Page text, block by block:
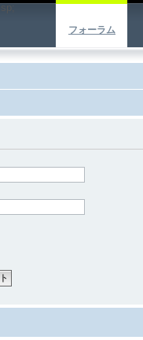
sp;
フォーラム